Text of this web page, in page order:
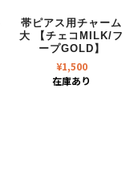
帯ピアス用チャーム
大 【チェコMILK/フ
ープGOLD】
¥1,500
在庫あり